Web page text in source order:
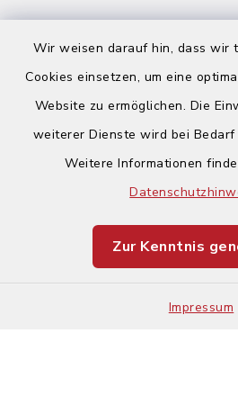
Wir weisen darauf hin, dass wir
Cookies einsetzen, um eine
Website zu ermöglichen. Die
weiterer Dienste wird bei
Weitere Informationen
Zur Kenntnis
Impressum
Sitemap